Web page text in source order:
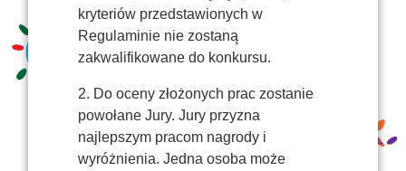
kryteriów przedstawionych w
Regulaminie nie zostaną
zakwalifikowane do konkursu.
2. Do oceny złożonych prac zostanie
powołane Jury. Jury przyzna
najlepszym pracom nagrody i
wyróżnienia. Jedna osoba może